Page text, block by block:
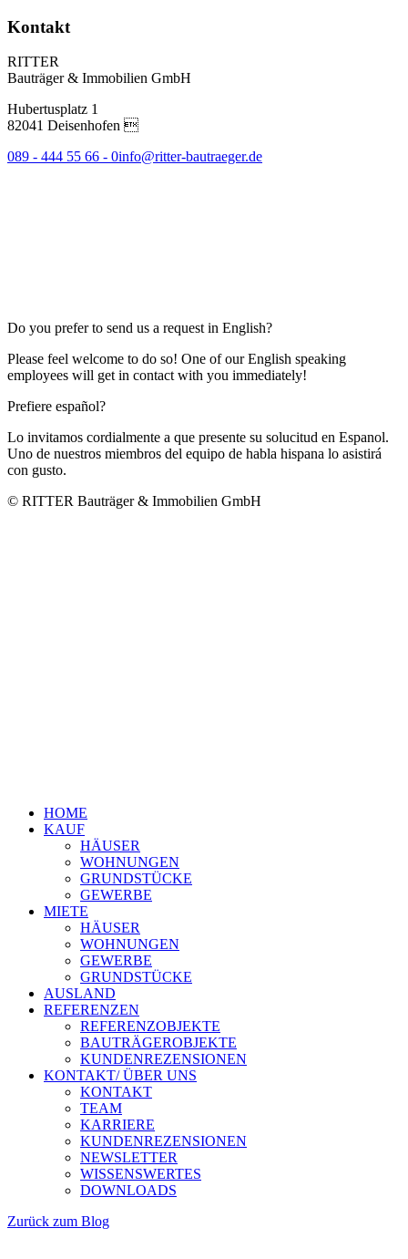
Kontakt
RITTER
Bauträger & Immobilien GmbH
Hubertusplatz 1
82041 Deisenhofen 
089 - 444 55 66 - 0info@ritter-bautraeger.de
Do you prefer to send us a request in English?
Please feel welcome to do so! One of our English speaking
employees will get in contact with you immediately!
Prefiere español?
Lo invitamos cordialmente a que presente su solucitud en Espanol.
Uno de nuestros miembros del equipo de habla hispana lo asistirá
con gusto.
© RITTER Bauträger & Immobilien GmbH
HOME
KAUF
HÄUSER
WOHNUNGEN
GRUNDSTÜCKE
GEWERBE
MIETE
HÄUSER
WOHNUNGEN
GEWERBE
GRUNDSTÜCKE
AUSLAND
REFERENZEN
REFERENZOBJEKTE
BAUTRÄGEROBJEKTE
KUNDENREZENSIONEN
KONTAKT/ ÜBER UNS
KONTAKT
TEAM
KARRIERE
KUNDENREZENSIONEN
NEWSLETTER
WISSENSWERTES
DOWNLOADS
Zurück zum Blog